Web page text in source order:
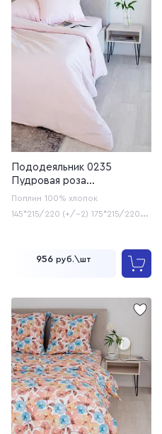
Пододеяльник 0235
Пудровая роза
(20с253У/220, 20с259)
Поплин 100% хлопок
145*215/220 (+/-2) 175*215/220
956 руб.\шт